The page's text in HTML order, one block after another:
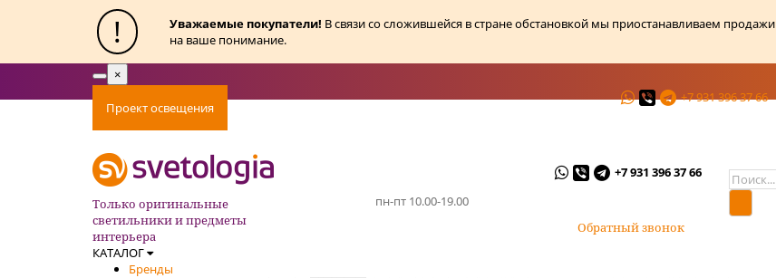
! Уважаемые покупатели! В связи со сложившейся в стране обстановкой мы приостанавливаем
на ваше понимание.
Toggle
×
Проект освещения
+7 931 396 37 66
Только оригинальные
светильники и предметы
интерьера
пн-пт 10.00-19.00
+7 931 396 37 66
Обратный звонок
КАТАЛОГ
Бренды